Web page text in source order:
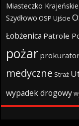
Miasteczko Krajeńskie
Szydłowo OSP Ujście
Łobżenica Patrole
pożar
medyczne Straż
wypadek drogowy